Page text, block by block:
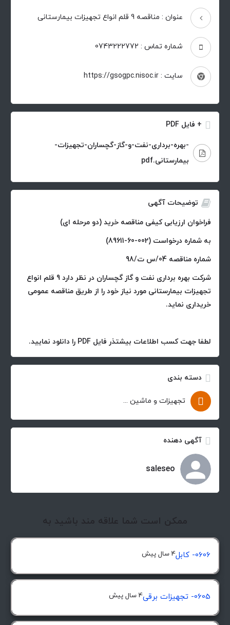
عنوان : مناقصه 9 قلم انواع تجهیزات بیمارستانی
شماره تماس : 0743222772
سایت : https://gsogpc.nisoc.ir
+ فایل PDF
-بهره-برداری-نفت-و-گاز-گچساران-تجهیزات-
بیمارستانی.pdf
توضیحات آگهی
فراخوان ارزیابی کیفی مناقصه خرید (دو مرحله ای)
به شماره درخواست (002-60-89611)
شماره مناقصه 04/س ت/98
شرکت بهره برداری نفت و گاز گچساران در نظر دارد 9 قلم انواع
تجهیزات بیمارستانی مورد نیاز خود را از طریق مناقصه عمومی
خریداری نماید.
لطفا جهت کسب اطلاعات بیشتذر فایل PDF را دانلود نمایید.
دسته بندی
تجهیزات و ماشین آلات
آگهی دهنده
saleseo
ممکن است شما علاقه مند باشید به
0606- کابل 4 سال پیش
0605- تجهیزات برقی 4 سال پیش